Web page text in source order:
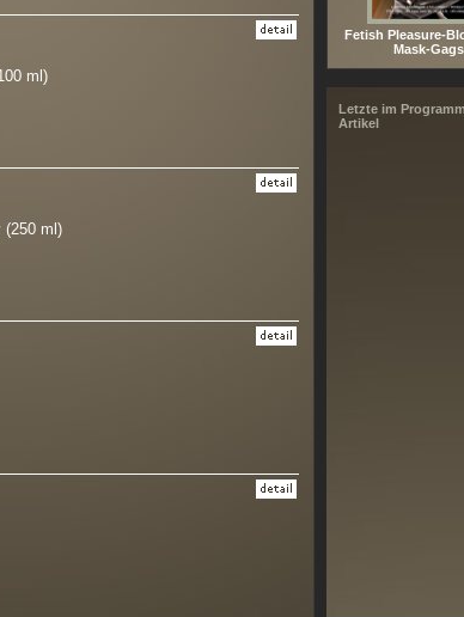
ml)
(250 ml)
Fetish Pleasure-
Mask-
Letzte im
Artikel